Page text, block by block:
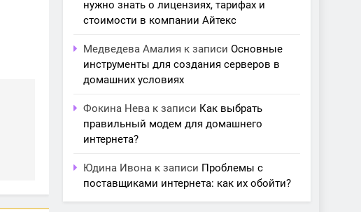
нужно знать о лицензиях, тарифах и
стоимости в компании Айтекс
Медведева Амалия к записи Основные
инструменты для создания серверов в
домашних условиях
Фокина Нева к записи Как выбрать
правильный модем для домашнего
интернета?
Юдина Ивона к записи Проблемы с
поставщиками интернета: как их обойти?